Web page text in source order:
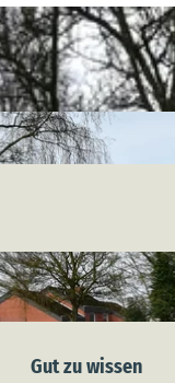
Gut zu wissen